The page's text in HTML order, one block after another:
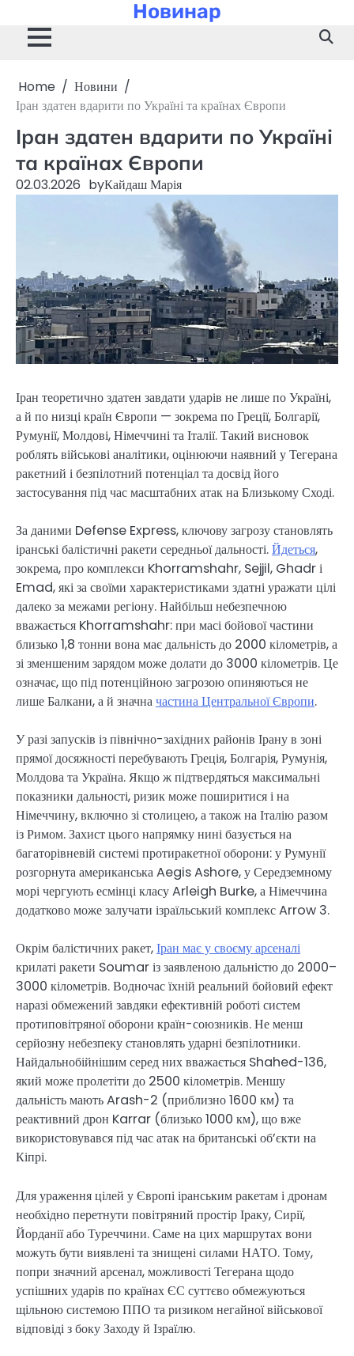
content
Новинар
Home
Новини
Іран здатен вдарити по Україні та країнах Європи
Іран здатен вдарити по Україні
та країнах Європи
02.03.2026 byКайдаш Марія
Іран теоретично здатен завдати ударів не лише по Україні,
а й по низці країн Європи — зокрема по Греції, Болгарії,
Румунії, Молдові, Німеччині та Італії. Такий висновок
роблять військові аналітики, оцінюючи наявний у Тегерана
ракетний і безпілотний потенціал та досвід його
застосування під час масштабних атак на Близькому Сході.
За даними Defense Express, ключову загрозу становлять
іранські балістичні ракети середньої дальності.Йдеться,
зокрема, про комплекси Khorramshahr, Sejjil, Ghadr і
Emad, які за своїми характеристиками здатні уражати цілі
далеко за межами регіону. Найбільш небезпечною
вважається Khorramshahr: при масі бойової частини
близько 1,8 тонни вона має дальність до 2000 кілометрів, а
зі зменшеним зарядом може долати до 3000 кілометрів. Це
означає, що під потенційною загрозою опиняються не
лише Балкани, а й значначастина Центральної Європи.
У разі запусків із північно-західних районів Ірану в зоні
прямої досяжності перебувають Греція, Болгарія, Румунія,
Молдова та Україна. Якщо ж підтвердяться максимальні
показники дальності, ризик може поширитися і на
Німеччину, включно зі столицею, а також на Італію разом
із Римом. Захист цього напрямку нині базується на
багаторівневій системі протиракетної оборони: у Румунії
розгорнута американська Aegis Ashore, у Середземному
морі чергують есмінці класу Arleigh Burke, а Німеччина
додатково може залучати ізраїльський комплекс Arrow 3.
Окрім балістичних ракет,Іран має у своєму арсеналі
крилаті ракети Soumar із заявленою дальністю до 2000–
3000 кілометрів. Водночас їхній реальний бойовий ефект
наразі обмежений завдяки ефективній роботі систем
протиповітряної оборони країн-союзників. Не менш
серйозну небезпеку становлять ударні безпілотники.
Найдальнобійнішим серед них вважається Shahed-136,
який може пролетіти до 2500 кілометрів. Меншу
дальність мають Arash-2 (приблизно 1600 км) та
реактивний дрон Karrar (близько 1000 км), що вже
використовувався під час атак на британські об’єкти на
Кіпрі.
Для ураження цілей у Європі іранським ракетам і дронам
необхідно перетнути повітряний простір Іраку, Сирії,
Йорданії або Туреччини. Саме на цих маршрутах вони
можуть бути виявлені та знищені силами НАТО. Тому,
попри значний арсенал, можливості Тегерана щодо
успішних ударів по країнах ЄС суттєво обмежуються
щільною системою ППО та ризиком негайної військової
відповіді з боку Заходу й Ізраїлю.